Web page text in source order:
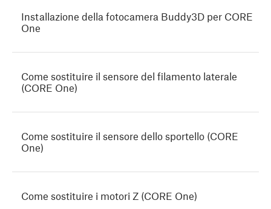
Installazione della fotocamera Buddy3D per CORE
One
Come sostituire il sensore del filamento laterale
(CORE One)
Come sostituire il sensore dello sportello (CORE
One)
Come sostituire i motori Z (CORE One)